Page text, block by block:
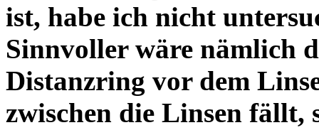
ist, habe ich nicht
Sinnvoller wäre nämlich
Distanzring vor dem
zwischen die Linsen fällt,